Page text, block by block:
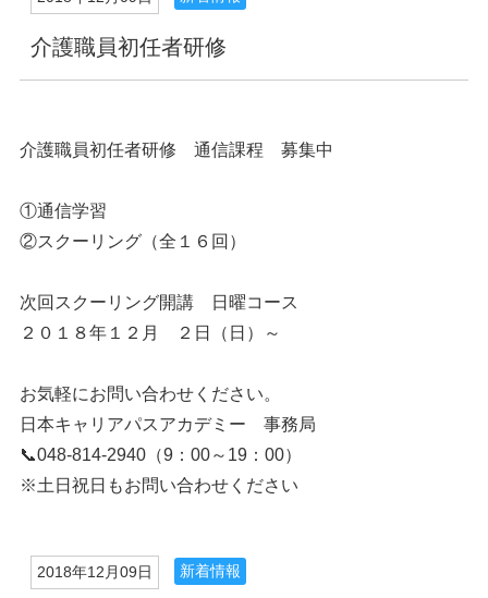
介護職員初任者研修
介護職員初任者研修 通信課程 募集中
①通信学習
②スクーリング（全１６回）
次回スクーリング開講 日曜コース
２０１８年１２月 ２日（日）～
お気軽にお問い合わせください。
日本キャリアパスアカデミー 事務局
📞048-814-2940（9：00～19：00）
※土日祝日もお問い合わせください
2018年12月09日 新着情報